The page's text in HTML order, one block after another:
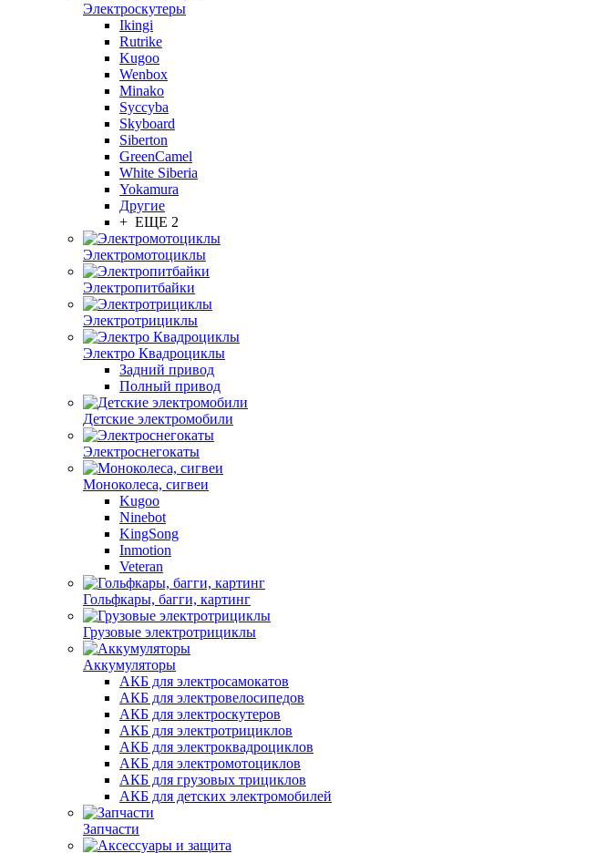
Электроскутеры
Ikingi
Rutrike
Kugoo
Wenbox
Minako
Syccyba
Skyboard
Siberton
GreenCamel
White Siberia
Yokamura
Другие
+ ЕЩЕ 2
Электромотоциклы
Электропитбайки
Электротрициклы
Электро Квадроциклы
Задний привод
Полный привод
Детские электромобили
Электроснегокаты
Моноколеса, сигвеи
Kugoo
Ninebot
KingSong
Inmotion
Veteran
Гольфкары, багги, картинг
Грузовые электротрициклы
Аккумуляторы
АКБ для электросамокатов
АКБ для электровелосипедов
АКБ для электроскутеров
АКБ для электротрициклов
АКБ для электроквадроциклов
АКБ для электромотоциклов
АКБ для грузовых трициклов
АКБ для детских электромобилей
Запчасти